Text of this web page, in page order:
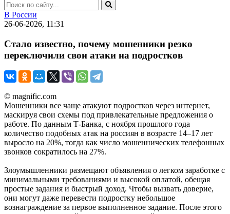
В России
26-06-2026, 11:31
Стало известно, почему мошенники резко
переключили свои атаки на подростков
© magnific.com
Мошенники все чаще атакуют подростков через интернет,
маскируя свои схемы под привлекательные предложения о
работе. По данным Т-Банка, с ноября прошлого года
количество подобных атак на россиян в возрасте 14–17 лет
выросло на 20%, тогда как число мошеннических телефонных
звонков сократилось на 27%.
Злоумышленники размещают объявления о легком заработке с
минимальными требованиями и высокой оплатой, обещая
простые задания и быстрый доход. Чтобы вызвать доверие,
они могут даже перевести подростку небольшое
вознаграждение за первое выполненное задание. После этого